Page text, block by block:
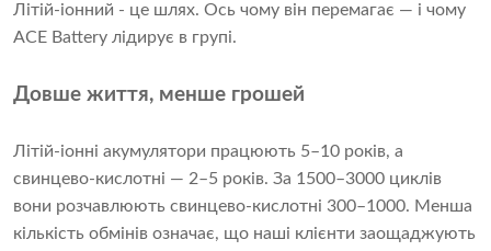
Літій-іонний - це шлях. Ось чому він перемагає — і чому
ACE Battery лідирує в групі.
Довше життя, менше грошей
Літій-іонні акумулятори працюють 5–10 років, а
свинцево-кислотні — 2–5 років. За 1500–3000 циклів
вони розчавлюють свинцево-кислотні 300–1000. Менша
кількість обмінів означає, що наші клієнти заощаджують